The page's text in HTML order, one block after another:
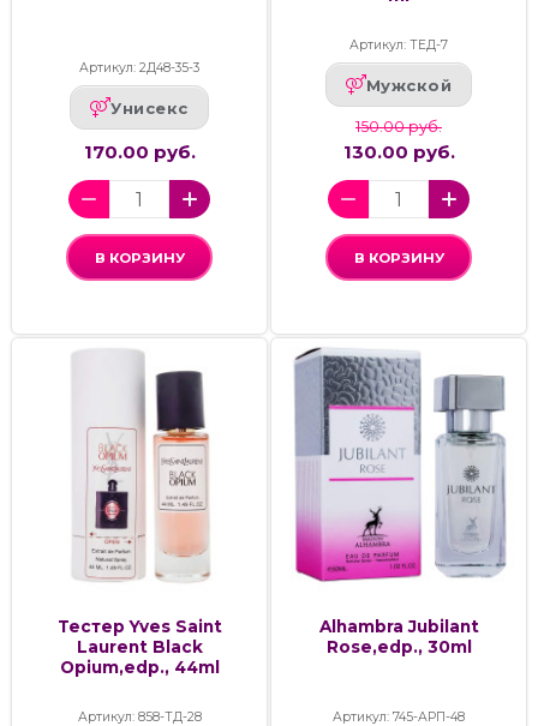
Артикул: 2Д48-35-3
Унисекс
170.00 руб.
В КОРЗИНУ
Артикул: ТЕД-7
Мужской
150.00 руб.
130.00 руб.
В КОРЗИНУ
Тестер Yves Saint
Laurent Black
Opium,edp., 44ml
Артикул: 858-ТД-28
Alhambra Jubilant
Rose,edp., 30ml
Артикул: 745-АРП-48